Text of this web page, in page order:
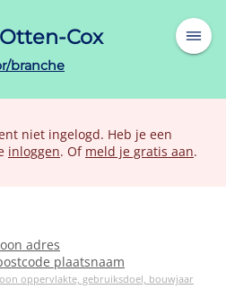
Cox
branche
niet ingelogd. Heb je een
inloggen. Of meld je gratis aan.
adres
plaatsnaam
oppervlakte, gebruiksdoel, bouwjaar